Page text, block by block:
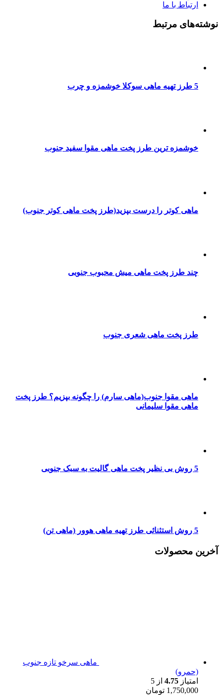
ارتباط با ما
نوشته‌های مرتبط
5 طرز تهیه ماهی سوکلا خوشمزه و چرب
خوشمزه ترین طرز پخت ماهی مقوا سفید جنوب
ماهی کوتر را درست بپزید(طرز پخت ماهی کوتر جنوب)
چند طرز پخت ماهی میش محبوب جنوبی
طرز پخت ماهی شعری جنوب
ماهی مقوا جنوب(ماهی سارم) را چگونه بپزیم؟ طرز پخت
ماهی مقوا سلیمانی
5 روش بی نظیر پخت ماهی گالیت به سبک جنوبی
5 روش استثنائی طرز تهیه ماهی هوور (ماهی تن)
آخرین محصولات
ماهی سرخو تازه جنوب
(حمرو)
امتیاز 4.75 از 5
1,750,000 تومان